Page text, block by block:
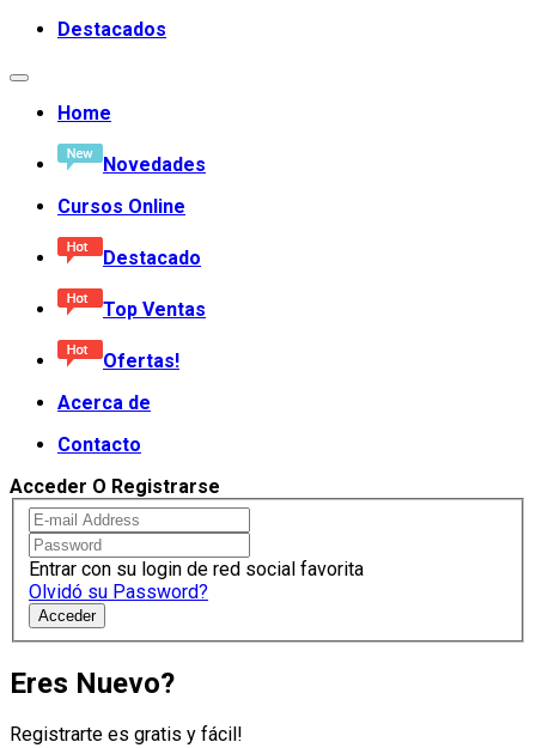
Destacados
Home
Novedades
Cursos Online
Destacado
Top Ventas
Ofertas!
Acerca de
Contacto
Acceder O Registrarse
Entrar con su login de red social favorita
Olvidó su Password?
Acceder
Eres Nuevo?
Registrarte es gratis y fácil!